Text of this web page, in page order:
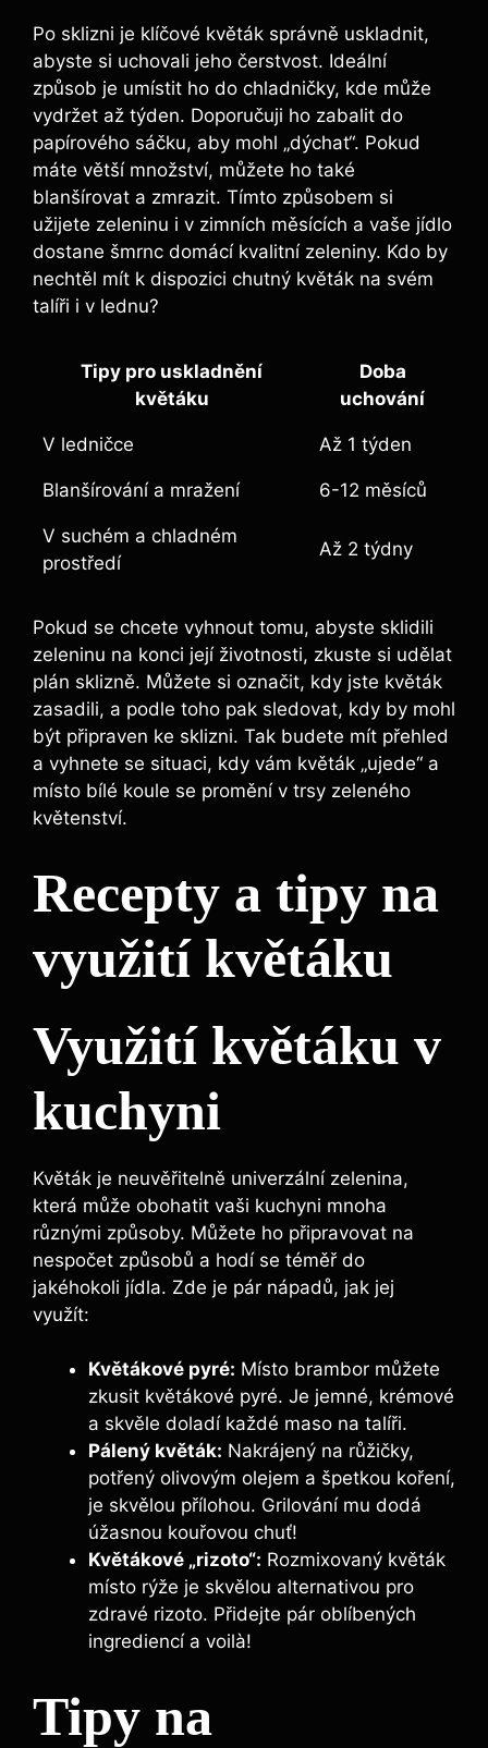
Po sklizni je klíčové květák správně uskladnit,
abyste si uchovali jeho čerstvost. Ideální
způsob je umístit ho do chladničky, kde může
vydržet až týden. Doporučuji ho zabalit do
papírového sáčku, aby mohl „dýchat“. Pokud
máte větší množství, můžete ho také
blanšírovat a zmrazit. Tímto způsobem si
užijete zeleninu i v zimních měsících a vaše jídlo
dostane šmrnc domácí kvalitní zeleniny. Kdo by
nechtěl mít k dispozici chutný květák na svém
talíři i v lednu?
Tipy pro uskladnění
květáku
Doba
uchování
V ledničce Až 1 týden
Blanšírování a mražení 6-12 měsíců
V suchém a chladném
prostředí
Až 2 týdny
Pokud se chcete vyhnout tomu, abyste sklidili
zeleninu na konci její životnosti, zkuste si udělat
plán sklizně. Můžete si označit, kdy jste květák
zasadili, a podle toho pak sledovat, kdy by mohl
být připraven ke sklizni. Tak budete mít přehled
a vyhnete se situaci, kdy vám květák „ujede“ a
místo bílé koule se promění v trsy zeleného
květenství.
Recepty a tipy na
využití květáku
Využití květáku v
kuchyni
Květák je neuvěřitelně univerzální zelenina,
která může obohatit vaši kuchyni mnoha
různými způsoby. Můžete ho připravovat na
nespočet způsobů a hodí se téměř do
jakéhokoli jídla. Zde je pár nápadů, jak jej
využít:
Květákové pyré: Místo brambor můžete
zkusit květákové pyré. Je jemné, krémové
a skvěle doladí každé maso na talíři.
Pálený květák: Nakrájený na růžičky,
potřený olivovým olejem a špetkou koření,
je skvělou přílohou. Grilování mu dodá
úžasnou kouřovou chuť!
Květákové „rizoto“: Rozmixovaný květák
místo rýže je skvělou alternativou pro
zdravé rizoto. Přidejte pár oblíbených
ingrediencí a voilà!
Tipy na